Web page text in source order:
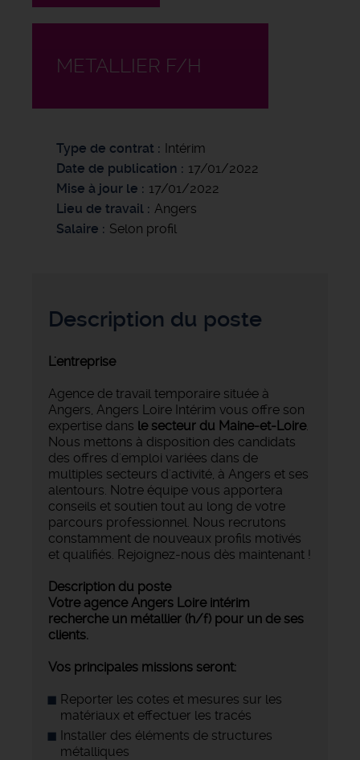
METALLIER F/H
Type de contrat
Intérim
Date de publication
17/01/2022
Mise à jour le
17/01/2022
Lieu de travail
Angers
Salaire
Selon profil
Description du poste
L'entreprise
Agence de travail temporaire située à
Angers, Angers Loire Intérim vous offre son
expertise dans le secteur du Maine-et-Loire.
Nous mettons à disposition des candidats
des offres d'emploi variées dans de
multiples secteurs d'activité, à Angers et ses
alentours. Notre équipe vous apportera
conseils et soutien tout au long de votre
parcours professionnel. Nous recrutons
constamment de nouveaux profils motivés
et qualifiés. Rejoignez-nous dès maintenant !
Description du poste
Votre agence Angers Loire intérim
recherche un métallier (h/f) pour un de ses
clients.
Vos principales missions seront:
Reporter les cotes et mesures sur les
matériaux et effectuer les tracés
Installer des éléments de structures
métalliques